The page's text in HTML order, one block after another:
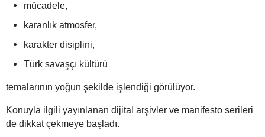
mücadele,
karanlık atmosfer,
karakter disiplini,
Türk savaşçı kültürü
temalarının yoğun şekilde işlendiği görülüyor.
Konuyla ilgili yayınlanan dijital arşivler ve manifesto serileri
de dikkat çekmeye başladı.